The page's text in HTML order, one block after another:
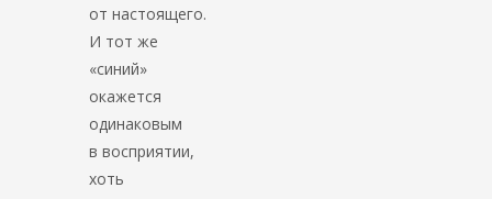
от настоящего.
И тот же
«синий»
окажется
одинаковым
в восприятии,
хоть